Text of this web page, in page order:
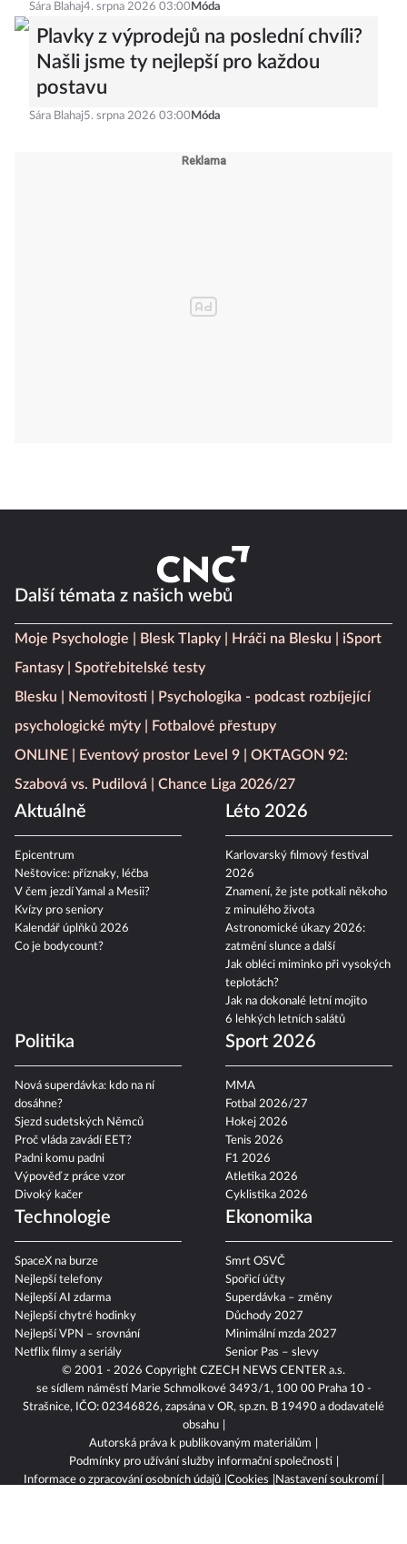
Sára Blahaj4. srpna 2026 03:00 Móda
Plavky z výprodejů na poslední chvíli?
Našli jsme ty nejlepší pro každou
postavu
Sára Blahaj5. srpna 2026 03:00 Móda
© 2001 - 2026 Copyright CZECH NEWS CENTER a.s.
se sídlem náměstí Marie Schmolkové 3493/1, 100 00 Praha 10 -
Strašnice, IČO: 02346826, zapsána v OR, sp.zn. B 19490 a dodavatelé
obsahu
Autorská práva k publikovaným materiálům
Podmínky pro užívání služby informační společnosti
Informace o zpracování osobních údajů Cookies
Nastavení soukromí
Další témata z našich webů
Moje Psychologie Blesk Tlapky Hráči na Blesku
iSport
Fantasy
Spotřebitelské testy
Blesku
Nemovitosti
Psychologika - podcast rozbíjející
psychologické mýty
Fotbalové přestupy
ONLINE
Eventový prostor Level 9
OKTAGON 92:
Szabová vs. Pudilová
Chance Liga 2026/27
Aktuálně
Epicentrum
Neštovice: příznaky, léčba
V čem jezdí Yamal a Mesii?
Kvízy pro seniory
Kalendář úplňků 2026
Co je bodycount?
Léto 2026
Karlovarský filmový festival
2026
Znamení, že jste potkali někoho
z minulého života
Astronomické úkazy 2026:
zatmění slunce a další
Jak obléci miminko při vysokých
teplotách?
Jak na dokonalé letní mojito
6 lehkých letních salátů
Politika
Nová superdávka: kdo na ní
dosáhne?
Sjezd sudetských Němců
Proč vláda zavádí EET?
Padni komu padni
Výpověď z práce vzor
Divoký kačer
Sport 2026
MMA
Fotbal 2026/27
Hokej 2026
Tenis 2026
F1 2026
Atletika 2026
Cyklistika 2026
Technologie
SpaceX na burze
Nejlepší telefony
Nejlepší AI zdarma
Nejlepší chytré hodinky
Nejlepší VPN – srovnání
Netflix filmy a seriály
Ekonomika
Smrt OSVČ
Spořicí účty
Superdávka – změny
Důchody 2027
Minimální mzda 2027
Senior Pas – slevy